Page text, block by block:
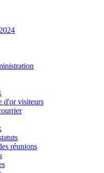
d'or visiteurs
réunions